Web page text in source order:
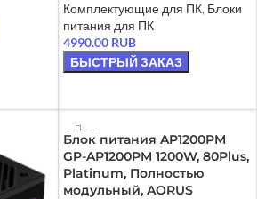
Комплектующие для ПК, Блоки
питания для ПК
4990.00 RUB
БЫСТРЫЙ ЗАКАЗ
ПРОДА
НО
Блок питания AP1200PM
GP-AP1200PM 1200W, 80Plus,
Platinum, Полностью
модульный, AORUS